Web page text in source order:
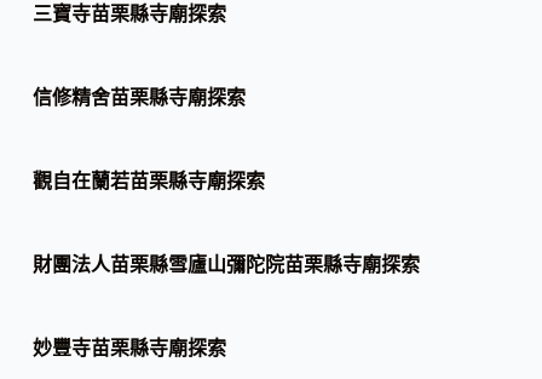
三寶寺苗栗縣寺廟探索
信修精舍苗栗縣寺廟探索
觀自在蘭若苗栗縣寺廟探索
財團法人苗栗縣雪廬山彌陀院苗栗縣寺廟探索
妙豐寺苗栗縣寺廟探索